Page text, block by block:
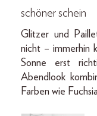
schöner schein
Glitzer und
nicht – immerhin
Sonne erst
Abendlook
Farben wie